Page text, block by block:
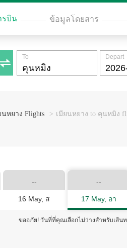
รบิน ข้อมูลโดยสาร

To Depart
นหยาง Flights > เมียนหยาง to คุนหมิง
--
16 May, ส
--
17 May, อา
ขออภัย! วันที่ที่คุณเลือกไม่ว่างสำหรับเส้น